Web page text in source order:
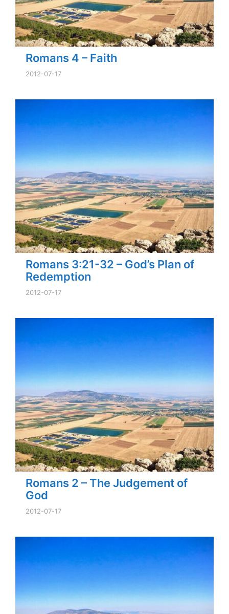
Romans 4 – Faith
2012-07-17
Romans 3:21-32 – God’s Plan of
Redemption
2012-07-17
Romans 2 – The Judgement of
God
2012-07-17